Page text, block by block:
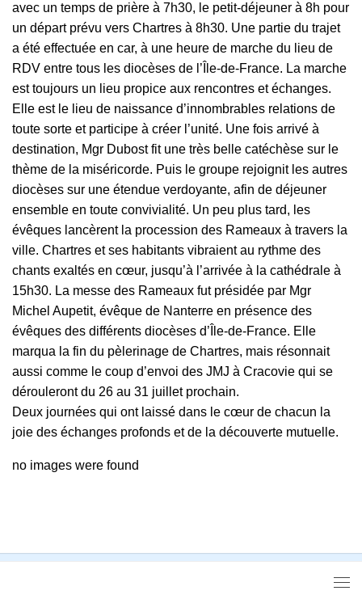
avec un temps de prière à 7h30, le petit-déjeuner à 8h pour
un départ prévu vers Chartres à 8h30. Une partie du trajet
a été effectuée en car, à une heure de marche du lieu de
RDV entre tous les diocèses de l’Île-de-France. La marche
est toujours un lieu propice aux rencontres et échanges.
Elle est le lieu de naissance d’innombrables relations de
toute sorte et participe à créer l’unité. Une fois arrivé à
destination, Mgr Dubost fit une très belle catéchèse sur le
thème de la miséricorde. Puis le groupe rejoignit les autres
diocèses sur une étendue verdoyante, afin de déjeuner
ensemble en toute convivialité. Un peu plus tard, les
évêques lancèrent la procession des Rameaux à travers la
ville. Chartres et ses habitants vibraient au rythme des
chants exaltés en cœur, jusqu’à l’arrivée à la cathédrale à
15h30. La messe des Rameaux fut présidée par Mgr
Michel Aupetit, évêque de Nanterre en présence des
évêques des différents diocèses d’Île-de-France. Elle
marqua la fin du pèlerinage de Chartres, mais résonnait
aussi comme le coup d’envoi des JMJ à Cracovie qui se
dérouleront du 26 au 31 juillet prochain.
Deux journées qui ont laissé dans le cœur de chacun la
joie des échanges profonds et de la découverte mutuelle.
no images were found